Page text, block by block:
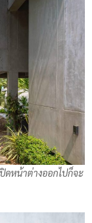
ดหน้าต่างออกไปก็จะ